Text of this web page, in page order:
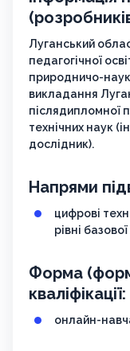
Луганський
педагогічної
природничо-
викладання
післядипломної
технічних наук
дослідник).
Напрями
цифрові
рівні
Форма
кваліфікації:
онлайн-